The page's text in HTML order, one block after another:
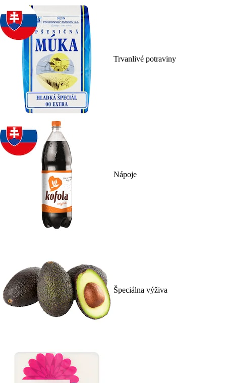
Trvanlivé potraviny
Nápoje
Špeciálna výživa